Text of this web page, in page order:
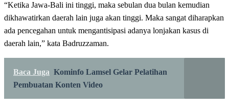
“Ketika Jawa-Bali ini tinggi, maka sebulan dua bulan kemudian
dikhawatirkan daerah lain juga akan tinggi. Maka sangat diharapkan
ada pencegahan untuk mengantisipasi adanya lonjakan kasus di
daerah lain,” kata Badruzzaman.
Baca Juga Kominfo Lamsel Gelar Pelatihan
Pembuatan Konten Video